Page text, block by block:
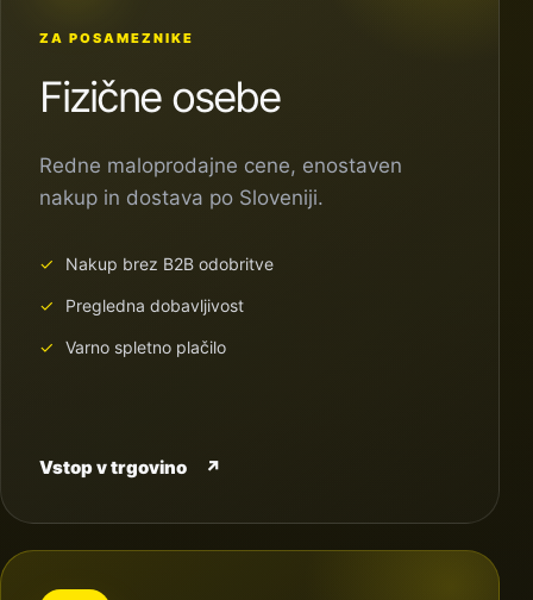
ZA POSAMEZNIKE
Fizične osebe
Redne maloprodajne cene, enostaven
nakup in dostava po Sloveniji.
Nakup brez B2B odobritve
Pregledna dobavljivost
Varno spletno plačilo
Vstop v trgovino ↗